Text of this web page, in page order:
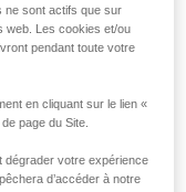
:
avec
délimitée, à
installé en
ne sont actifs que sur
web. Les cookies et/ou
pendant toute votre
en cliquant sur le lien «
page du Site.
dégrader votre expérience
d’accéder à notre